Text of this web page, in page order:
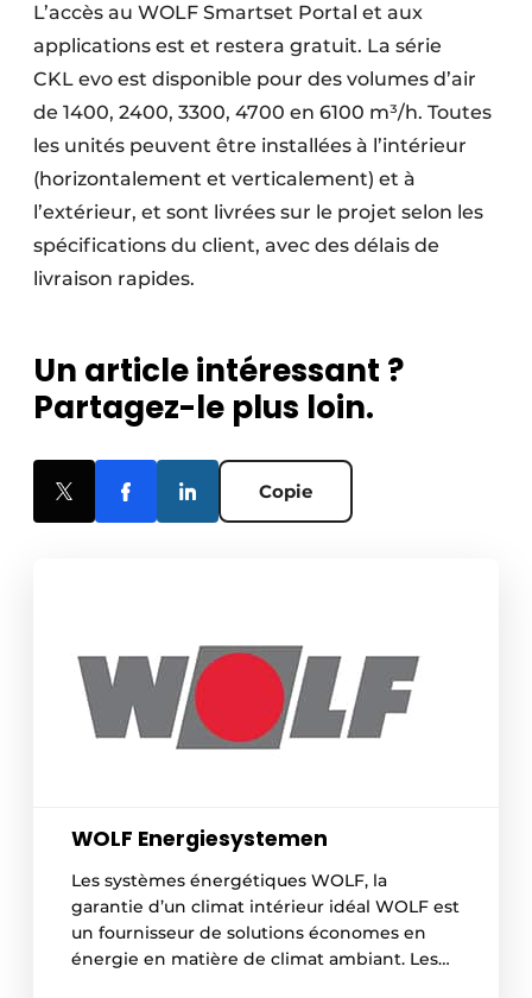
L’accès au WOLF Smartset Portal et aux
applications est et restera gratuit. La série
CKL evo est disponible pour des volumes d’air
de 1400, 2400, 3300, 4700 en 6100 m³/h. Toutes
les unités peuvent être installées à l’intérieur
(horizontalement et verticalement) et à
l’extérieur, et sont livrées sur le projet selon les
spécifications du client, avec des délais de
livraison rapides.
Un article intéressant ?
Partagez-le plus loin.
Copie
WOLF Energiesystemen
Les systèmes énergétiques WOLF, la
garantie d’un climat intérieur idéal WOLF est
un fournisseur de solutions économes en
énergie en matière de climat ambiant. Les